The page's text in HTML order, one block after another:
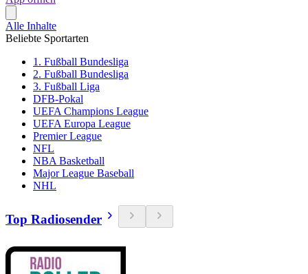
Alle Inhalte
Beliebte Sportarten
1. Fußball Bundesliga
2. Fußball Bundesliga
3. Fußball Liga
DFB-Pokal
UEFA Champions League
UEFA Europa League
Premier League
NFL
NBA Basketball
Major League Baseball
NHL
Top Radiosender